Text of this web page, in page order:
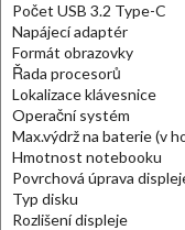
Počet USB 3.2 Type-C
Napájecí adaptér
Formát obrazovky
Řada procesorů
Lokalizace klávesnice
Operační systém
Max.výdrž na baterie (v
Hmotnost notebooku
Povrchová úprava
Typ disku
Rozlišení displeje